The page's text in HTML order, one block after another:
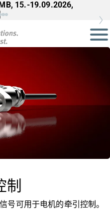
15.-19.09.2026,
制
号可用于电机的牵引控制。